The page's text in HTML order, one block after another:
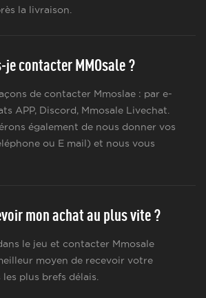
la livraison.
je contacter MMOsale ?
de contacter Mmoslae : par e-
APP, Discord, Mmosale Livechat.
également de nous donner vos
ou E mail) et nous vous
mon achat au plus vite ?
le jeu et contacter Mmosale
moyen de recevoir votre
plus brefs délais.